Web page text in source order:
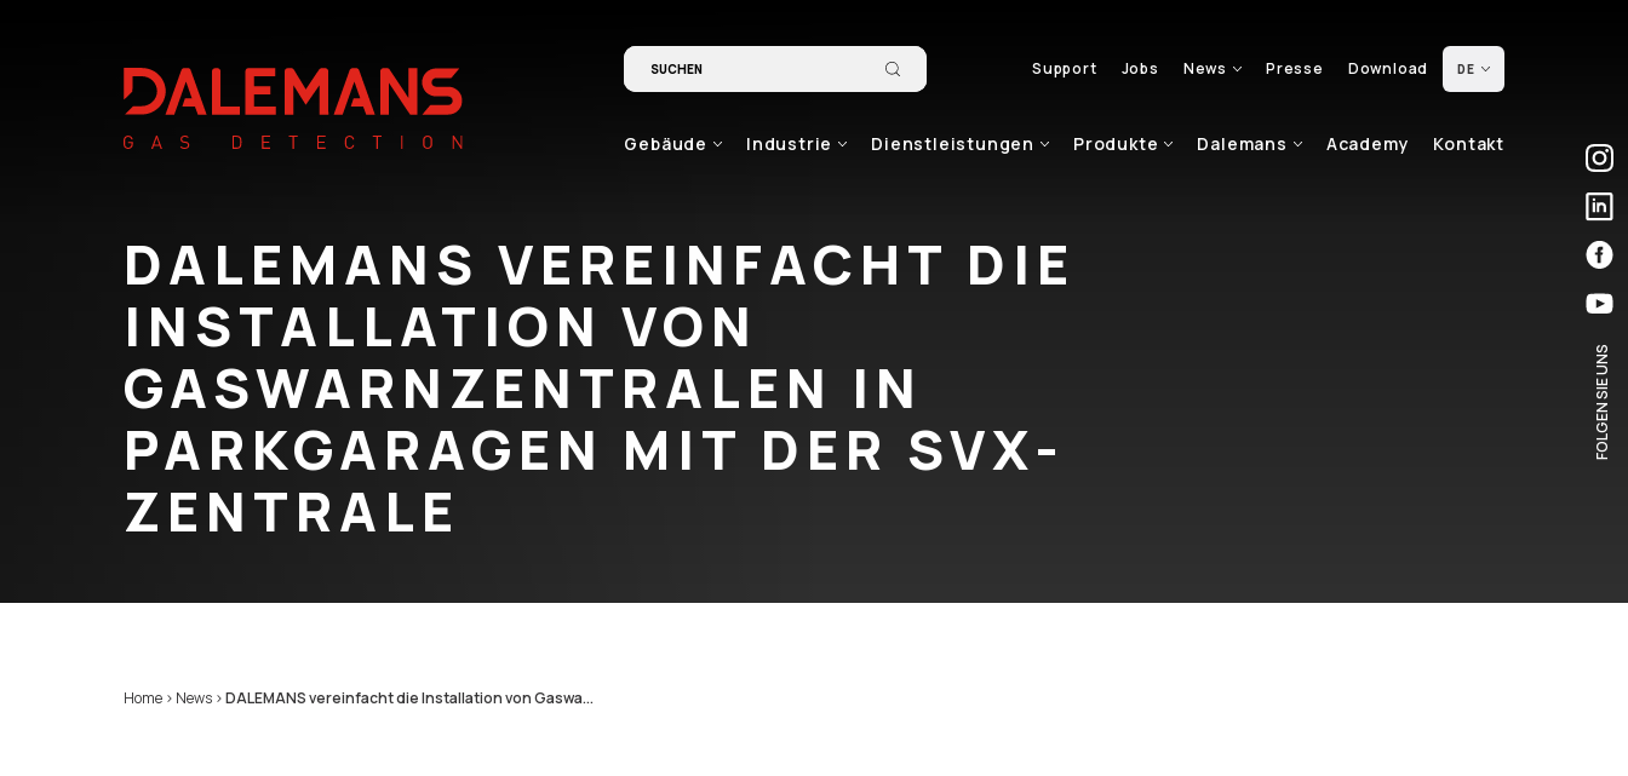
Support Jobs News Presse Download DE
Gebäude Industrie Dienstleistungen Produkte Dalemans Academy Kontakt
DALEMANS VEREINFACHT DIE
INSTALLATION VON
GASWARNZENTRALEN IN
PARKGARAGEN MIT DER SVX-
ZENTRALE
FOLGEN SIE UNS
Home > News >DALEMANS vereinfacht die Installation von Gaswa...